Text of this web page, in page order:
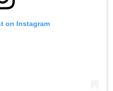
on Instagram